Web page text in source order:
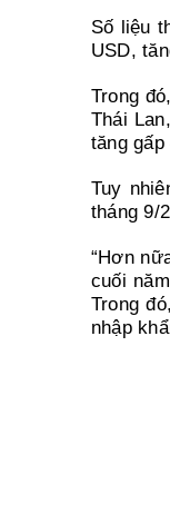
Số liệu
USD,
Trong
Thái
tăng
Tuy
tháng 9/
“Hơn
cuối
Trong
nhập